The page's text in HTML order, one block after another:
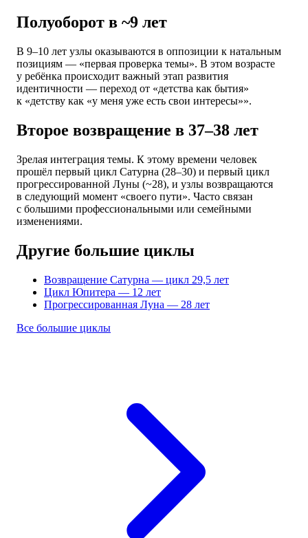
Полуоборот в ~9 лет
В 9–10 лет узлы оказываются в оппозиции к натальным
позициям — «первая проверка темы». В этом возрасте
у ребёнка происходит важный этап развития
идентичности — переход от «детства как бытия»
к «детству как «у меня уже есть свои интересы»».
Второе возвращение в 37–38 лет
Зрелая интеграция темы. К этому времени человек
прошёл первый цикл Сатурна (28–30) и первый цикл
прогрессированной Луны (~28), и узлы возвращаются
в следующий момент «своего пути». Часто связан
с большими профессиональными или семейными
изменениями.
Другие большие циклы
Возвращение Сатурна — цикл 29,5 лет
Цикл Юпитера — 12 лет
Прогрессированная Луна — 28 лет
Все большие циклы